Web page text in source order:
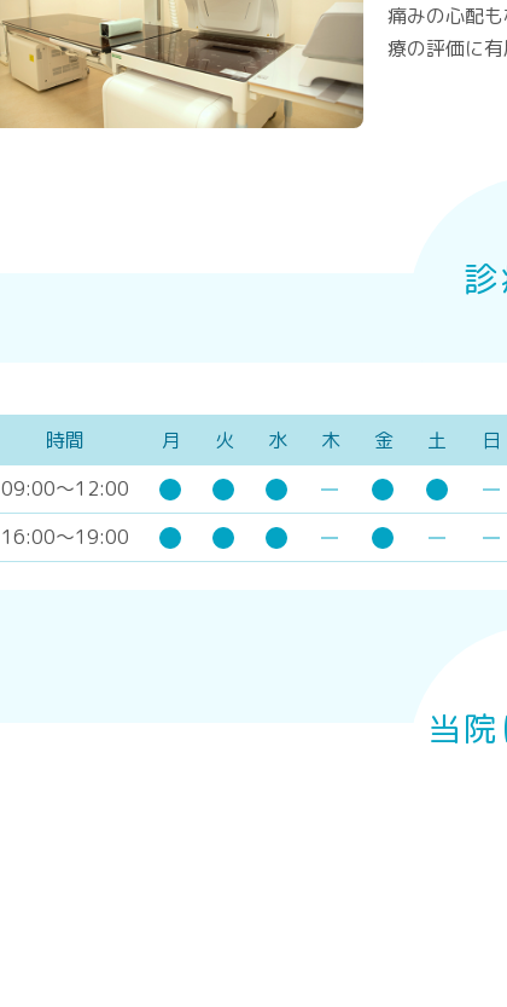
痛みの心配
療の評価に有
時間 月 火 水 木 金 土 日
09:00～12:00
16:00～19:00
当